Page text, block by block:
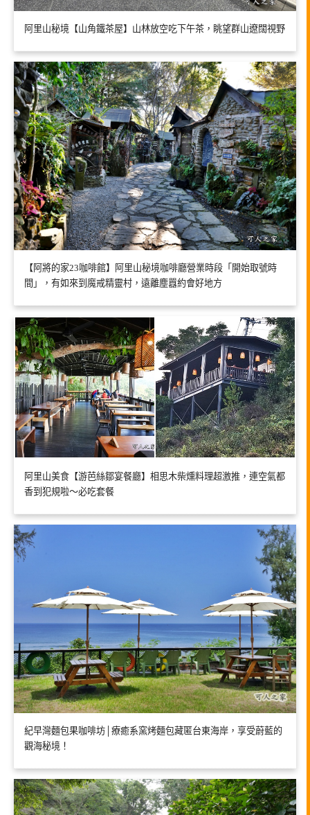
阿里山秘境【山角鐵茶屋】山林放空吃下午茶，眺望群山遼闊視野
【阿將的家23咖啡館】阿里山秘境咖啡廳營業時段「開始取號時
間」，有如來到魔戒精靈村，遠離塵囂約會好地方
阿里山美食【游芭絲鄒宴餐廳】相思木柴燻料理超激推，連空氣都
香到犯規啦～必吃套餐
紀早灣麵包果咖啡坊│療癒系窯烤麵包藏匿台東海岸，享受蔚藍的
觀海秘境！